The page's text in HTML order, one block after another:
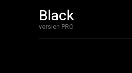
Black
version PRO